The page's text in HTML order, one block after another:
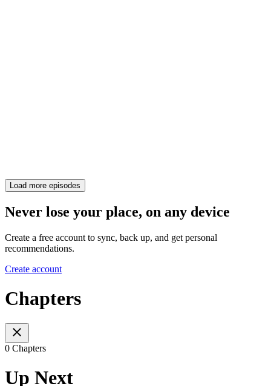
Load more episodes
Never lose your place, on any device
Create a free account to sync, back up, and get personal
recommendations.
Create account
Chapters
0 Chapters
Up Next